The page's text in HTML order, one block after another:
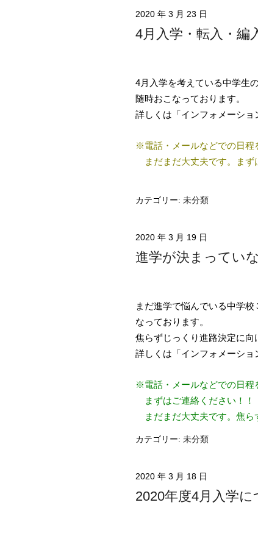
2020 年 3 月 23 日
4月入学・転入・編
4月入学を考えている中学生
随時おこなっております。
詳しくは「インフォメーショ
※電話・メールなどでの日程
まだまだ大丈夫です。
まず
カテゴリー: 未分類
2020 年 3 月 19 日
進学が決まってい
まだ進学で悩んでいる中学
なっております。
焦らずじっくり進路決定に向
詳しくは「インフォメーショ
※電話・メールなどでの日程
まずはご連絡ください！！
まだまだ大丈夫です。焦ら
カテゴリー: 未分類
2020 年 3 月 18 日
2020年度4月入学に